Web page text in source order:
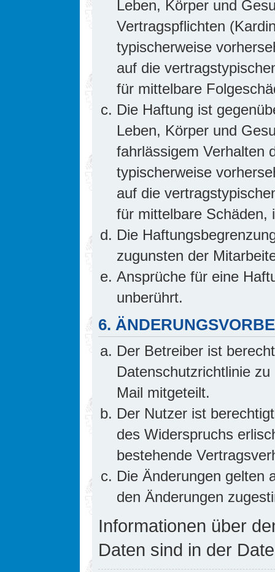
Leben, Körper und
Vertragspflichten
typischerweise
auf die
für mittelbare
Die Haftung ist
Leben, Körper und
fahrlässigem Verhalten
typischerweise
auf die
für mittelbare Schäden,
Die
zugunsten der
Ansprüche für eine
unberührt.
6.
Der Betreiber ist
Datenschutzrichtlinie
Mail mitgeteilt.
Der Nutzer ist
des Widerspruchs
bestehende
Die Änderungen gelten
den Änderungen
Informationen über
Daten sind in der